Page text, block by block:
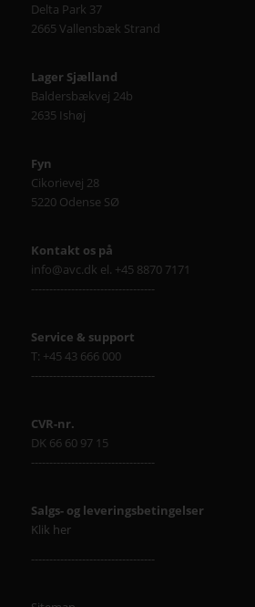
Delta Park 37
2665 Vallensbæk Strand
Lager Sjælland
Baldersbækvej 24b
2635 Ishøj
Fyn
Cikorievej 28
5220 Odense SØ
Kontakt os på
info@avc.dk el. +45 8870 7171
----------------------------------
Service & support
T: +45 43 666 000
----------------------------------
CVR-nr.
DK 66 60 97 15
----------------------------------
Salgs- og leveringsbetingelser
Klik her
----------------------------------